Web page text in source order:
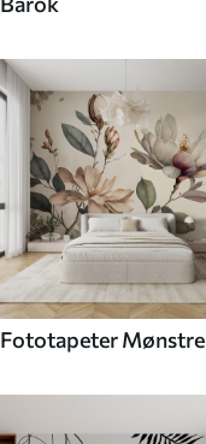
Fototapeter Mønstre